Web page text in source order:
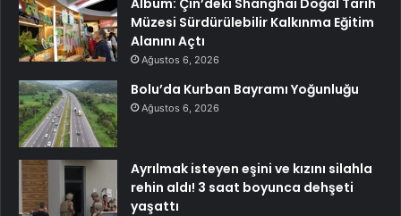
Müzesi Sürdürülebilir Kalkınma Eğitim
Alanını Açtı
Ağustos 6, 2026
Bolu’da Kurban Bayramı Yoğunluğu
Ağustos 6, 2026
Ayrılmak isteyen eşini ve kızını silahla
rehin aldı! 3 saat boyunca dehşeti
yaşattı